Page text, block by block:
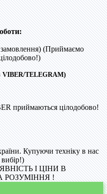
(Приймаємо
VIBER/TELEGRAM)
приймаються цілодобово!
Купуючи техніку в нас
І ЦІНИ В
РОЗУМІННЯ !